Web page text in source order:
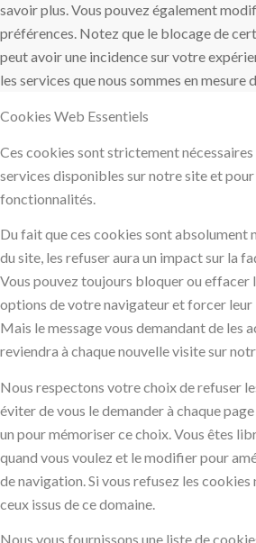
savoir plus. Vous pouvez également
préférences. Notez que le blocage de
peut avoir une incidence sur votre
les services que nous sommes en mesure
Cookies Web Essentiels
Ces cookies sont strictement
services disponibles sur notre site et
fonctionnalités.
Du fait que ces cookies sont absolument
du site, les refuser aura un impact sur la
Vous pouvez toujours bloquer ou effacer
options de votre navigateur et forcer leur
Mais le message vous demandant de les
reviendra à chaque nouvelle visite sur
Nous respectons votre choix de refuser
éviter de vous le demander à chaque
un pour mémoriser ce choix. Vous êtes
quand vous voulez et le modifier pour
de navigation. Si vous refusez les
ceux issus de ce domaine.
Nous vous fournissons une liste de